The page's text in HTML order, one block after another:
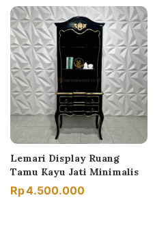
Lemari Display Ruang
Tamu Kayu Jati Minimalis
Rp4.500.000